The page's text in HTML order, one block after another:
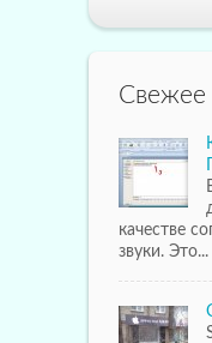
Свежее
качестве
звуки. Это...